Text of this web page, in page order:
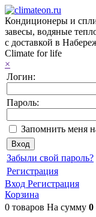
Кондиционеры и
завесы, водяные
с доставкой в
Climate for life
×
Логин:
Пароль:
Запомнить меня
Забыли свой пароль?
Регистрация
Вход Регистрация
Корзина
0 товаров На сумму 0